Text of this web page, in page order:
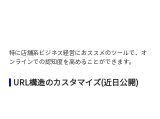
特に店舗系ビジネス経営におススメのツールで、オ
ンラインでの認知度を高めることができます。
URL構造のカスタマイズ(近日公開)